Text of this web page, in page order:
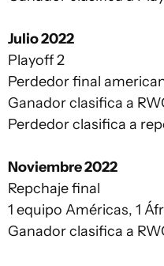
Julio 2022
Playoff 2
Perdedor final
Ganador clasifica a
Perdedor clasifica a
Noviembre 2022
Repchaje final
1 equipo Américas, 1
Ganador clasifica a